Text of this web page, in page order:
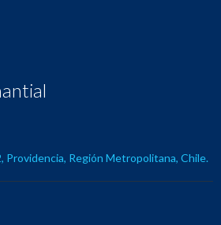
Providencia, Región Metropolitana, Chile.